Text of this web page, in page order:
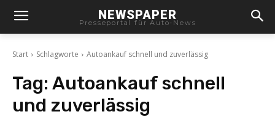
NEWSPAPER
Presseportal für Auto-News
Start Schlagworte Autoankauf schnell und zuverlässig
Tag: Autoankauf schnell
und zuverlässig